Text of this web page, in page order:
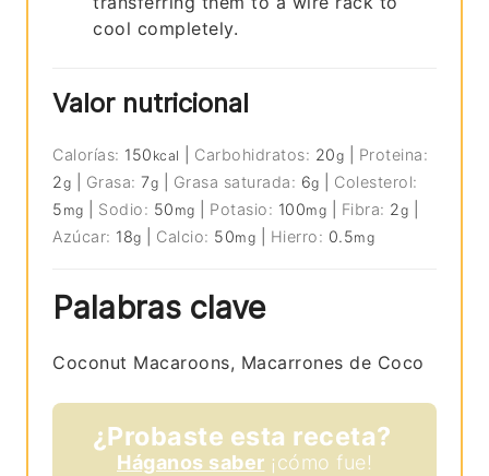
cool completely.
Valor nutricional
Calorías: 150 kcal Carbohidratos: 20g
Proteina:
2g Grasa:7g Grasa saturada: 6g
Colesterol:
5 mg Sodio: 50 mg Potasio: 100mg Fibra: 2g
Azúcar: 18g Calcio: 50mg Hierro: 0.5mg
Palabras clave
Coconut Macaroons, Macarrones de Coco
¿Probaste esta receta?
Háganos saber ¡cómo fue!